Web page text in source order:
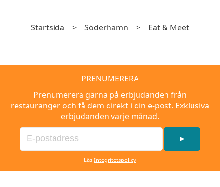
Startsida > Söderhamn > Eat & Meet
PRENUMERERA
Prenumerera gärna på erbjudanden från
restauranger och få dem direkt i din e-post. Exklusiva
erbjudanden varje månad.
►
Läs Integritetspolicy